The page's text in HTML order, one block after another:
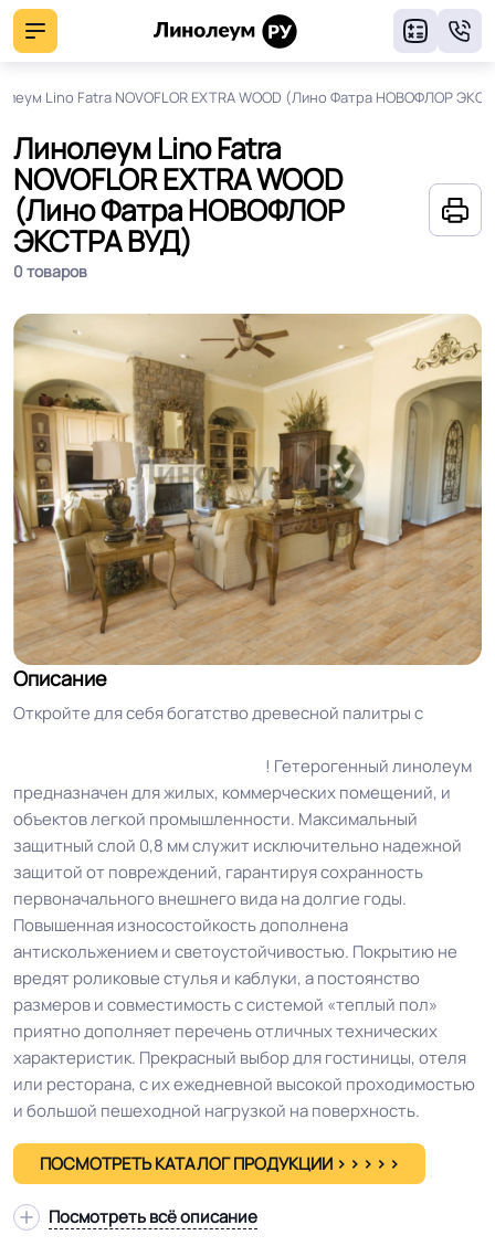
Lino Fatra NOVOFLOR EXTRA WOOD (Лино Фатра НОВОФЛОР
Линолеум Lino Fatra
NOVOFLOR EXTRA WOOD
(Лино Фатра НОВОФЛОР
ЭКСТРА ВУД)
0 товаров
Описание
Откройте для себя богатство древесной палитры с
! Гетерогенный линолеум
предназначен для жилых, коммерческих помещений, и
объектов легкой промышленности. Максимальный
защитный слой 0,8 мм служит исключительно надежной
защитой от повреждений, гарантируя сохранность
первоначального внешнего вида на долгие годы.
Повышенная износостойкость дополнена
антискольжением и светоустойчивостью. Покрытию не
вредят роликовые стулья и каблуки, а постоянство
размеров и совместимость с системой «теплый пол»
приятно дополняет перечень отличных технических
характеристик. Прекрасный выбор для гостиницы, отеля
или ресторана, с их ежедневной высокой проходимостью
и большой пешеходной нагрузкой на поверхность.
ПОСМОТРЕТЬ КАТАЛОГ ПРОДУКЦИИ > > > > >
Посмотреть всё описание